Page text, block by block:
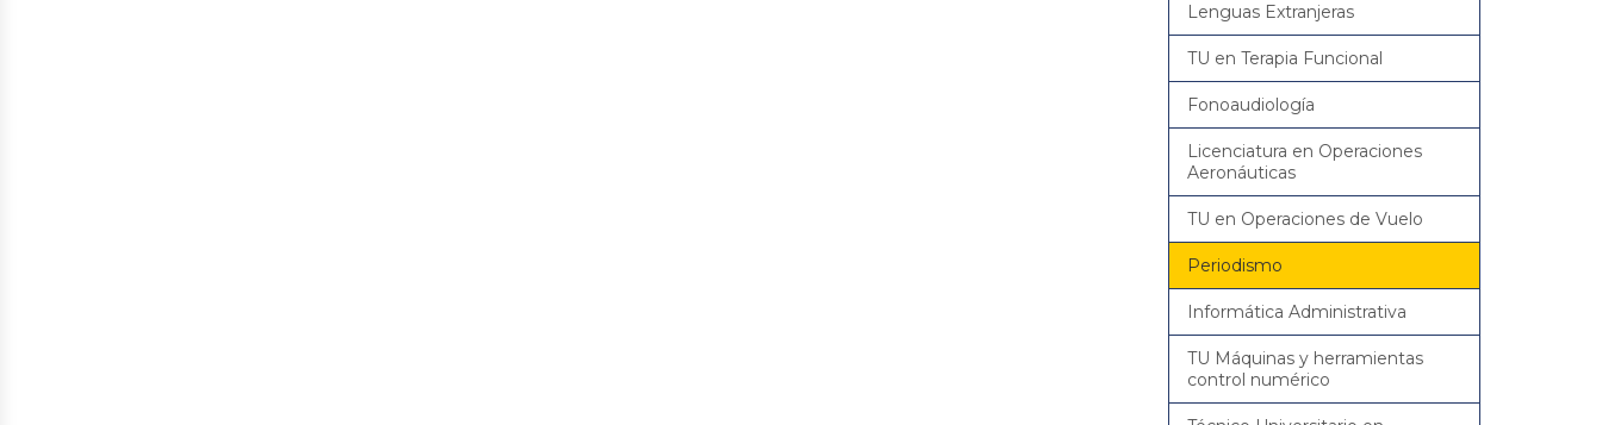
Lenguas Extranjeras
TU en Terapia Funcional
Fonoaudiología
Licenciatura en Operaciones
Aeronáuticas
TU en Operaciones de Vuelo
Periodismo
Informática Administrativa
TU Máquinas y herramientas
control numérico